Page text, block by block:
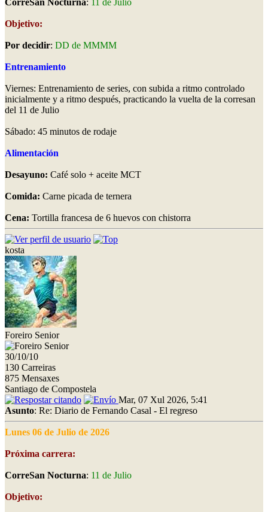
Objetivo:
Por decidir: DD de MMMM
Entrenamiento
Viernes: Entrenamiento de series, con subida a ritmo controlado
inicialmente y a ritmo después, practicando la vuelta de la corresan
del 11 de Julio
Sábado: 45 minutos de rodaje
Alimentación
Desayuno: Café solo + aceite MCT
Comida: Carne picada de ternera
Cena: Tortilla francesa de 6 huevos con chistorra
kosta
Foreiro Senior
30/10/10
130 Carreiras
875 Mensaxes
Santiago de Compostela
Mar, 07 Xul 2026, 5:41
Asunto: Re: Diario de Fernando Casal - El regreso
Lunes 06 de Julio de 2026
Próxima carrera:
CorreSan Nocturna: 11 de Julio
Objetivo: